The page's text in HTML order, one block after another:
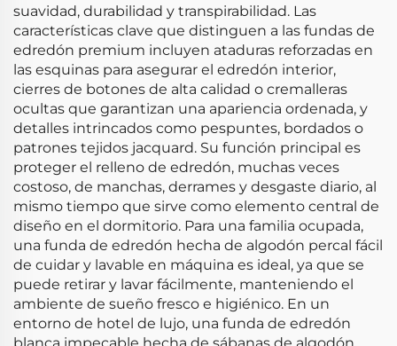
suavidad, durabilidad y transpirabilidad. Las
características clave que distinguen a las fundas de
edredón premium incluyen ataduras reforzadas en
las esquinas para asegurar el edredón interior,
cierres de botones de alta calidad o cremalleras
ocultas que garantizan una apariencia ordenada, y
detalles intrincados como pespuntes, bordados o
patrones tejidos jacquard. Su función principal es
proteger el relleno de edredón, muchas veces
costoso, de manchas, derrames y desgaste diario, al
mismo tiempo que sirve como elemento central de
diseño en el dormitorio. Para una familia ocupada,
una funda de edredón hecha de algodón percal fácil
de cuidar y lavable en máquina es ideal, ya que se
puede retirar y lavar fácilmente, manteniendo el
ambiente de sueño fresco e higiénico. En un
entorno de hotel de lujo, una funda de edredón